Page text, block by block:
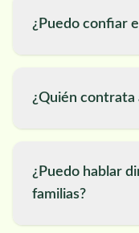
¿Puedo confiar
¿Quién contrata
¿Puedo hablar
familias?